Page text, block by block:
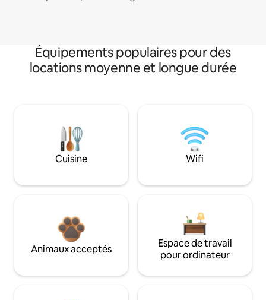
Équipements populaires pour des
locations moyenne et longue durée
Cuisine Wifi
Animaux acceptés
Espace de travail
pour ordinateur